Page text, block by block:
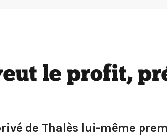
le profit,
de Thalès lui-même